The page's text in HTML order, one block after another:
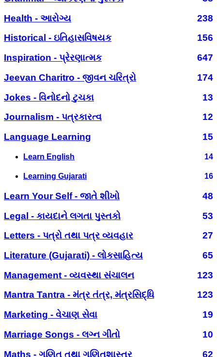
Health - આરોગ્ય
238
Historical - ઇતિહાસવિષયક
156
Inspiration - પ્રેરણાત્મક
647
Jeevan Charitro - જીવન ચરિત્રો
174
Jokes - વિનોદનો ટુચકા
13
Journalism - પત્રકારત્વ
12
Language Learning
15
Learn English 14
Learning Gujarati 16
Learn Your Self - જાતે શીખો
48
Legal - કાયદાને લગતા પુસ્તકો
53
Letters - પત્રો તથા પત્ર વ્યવહાર
27
Literature (Gujarati) - લોકસાહિત્ય
65
Management - વ્યવસ્થા સંચાલન
123
Mantra Tantra - મંત્ર તંત્ર, મંત્રસિદ્ધિ
123
Marketing - વેચાણ સેવા
19
Marriage Songs - લગ્ન ગીતો
10
Maths - ગણિત તથા ગણિતશાસ્ત્ર
62